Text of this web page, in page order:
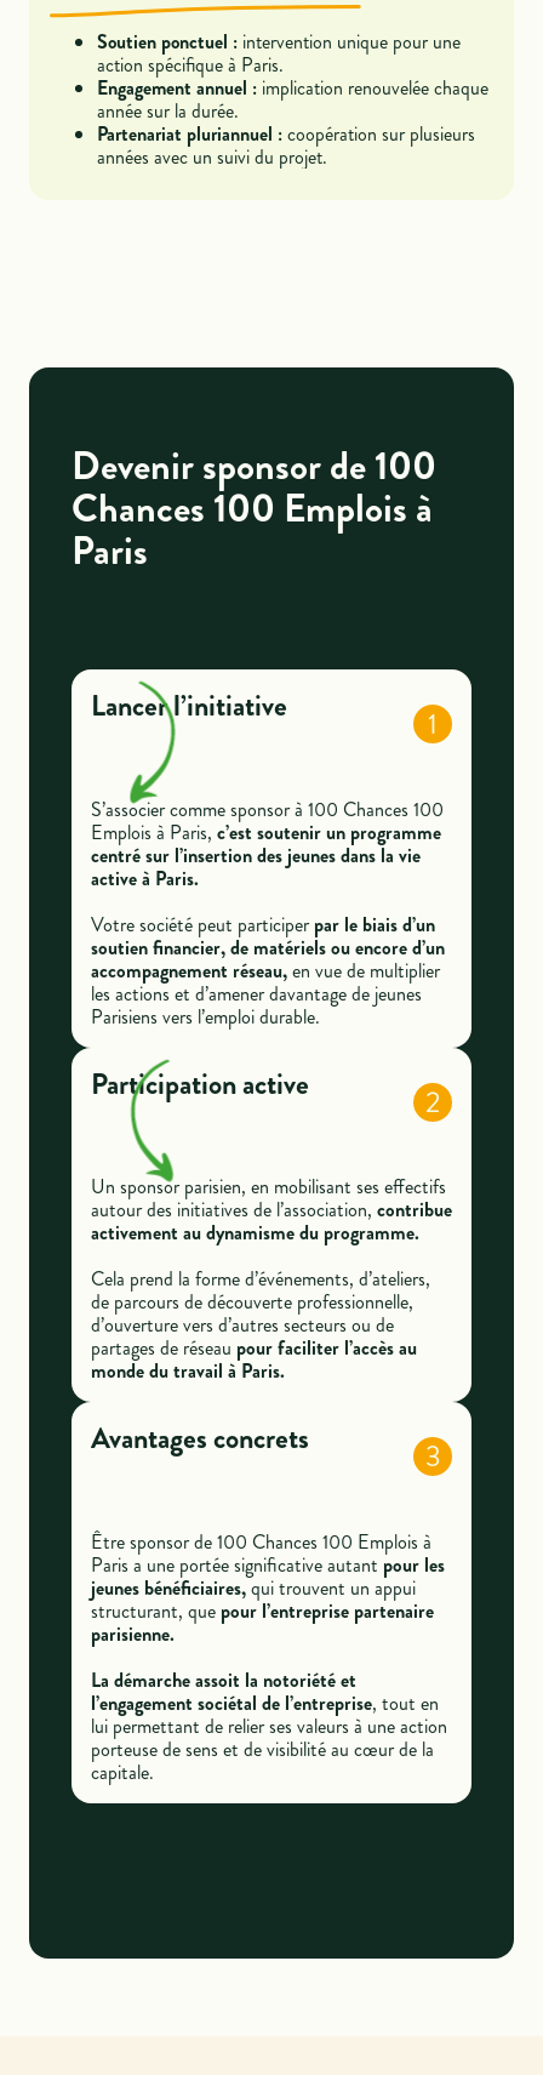
Soutien ponctuel : intervention unique pour une
action spécifique à Paris.
Engagement annuel : implication renouvelée chaque
année sur la durée.
Partenariat pluriannuel :coopération sur plusieurs
années avec un suivi du projet.
Devenir sponsor de 100
Chances 100 Emplois à
Paris
Lancer l’initiative 1
S’associer comme sponsor à 100 Chances 100
Emplois à Paris, c’est soutenir un programme
centré sur l’insertion des jeunes dans la vie
active à Paris.
Votre société peut participerpar le biais d’un
soutien financier, de matériels ou encore d’un
accompagnement réseau,en vue de multiplier
les actions et d’amener davantage de jeunes
Parisiens vers l’emploi durable.
Participation active 2
Un sponsor parisien, en mobilisant ses effectifs
autour des initiatives de l’association, contribue
activement au dynamisme du programme.
Cela prend la forme d’événements, d’ateliers,
de parcours de découverte professionnelle,
d’ouverture vers d’autres secteurs ou de
partages de réseau pour faciliter l’accès au
monde du travail à Paris.
Avantages concrets 3
Être sponsor de 100 Chances 100 Emplois à
Paris a une portée significative autant pour les
jeunes bénéficiaires,qui trouvent un appui
structurant, que pour l’entreprise partenaire
parisienne.
La démarche assoit la notoriété et
l’engagement sociétal de l’entreprise, tout en
lui permettant de relier ses valeurs à une action
porteuse de sens et de visibilité au cœur de la
capitale.